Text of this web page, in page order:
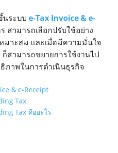
นระบบ e-Tax Invoice & e-
สามารถเลือกปรับใช้อย่าง
มาะสม และเมื่อมีความมั่นใจ
สามารถขยายการใช้งานไป
ภาพในการดำเนินธุรกิจ
& e-Receipt
Tax
Tax คืออะไร